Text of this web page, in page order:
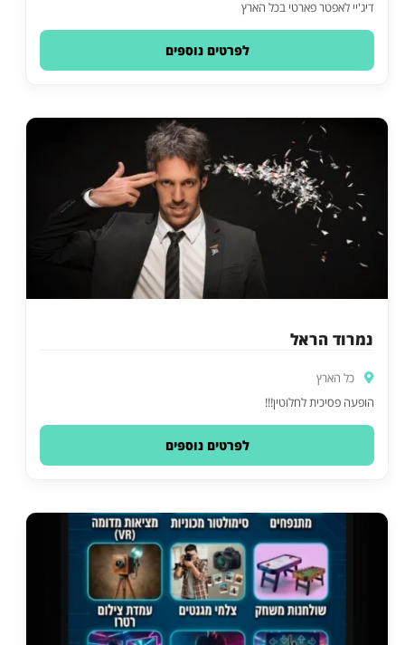
דיג'יי לאפטר פארטי בכל הארץ
לפרטים נוספים
נמרוד הראל
כל הארץ
הופעה פסיכית לחלוטין!!!
לפרטים נוספים